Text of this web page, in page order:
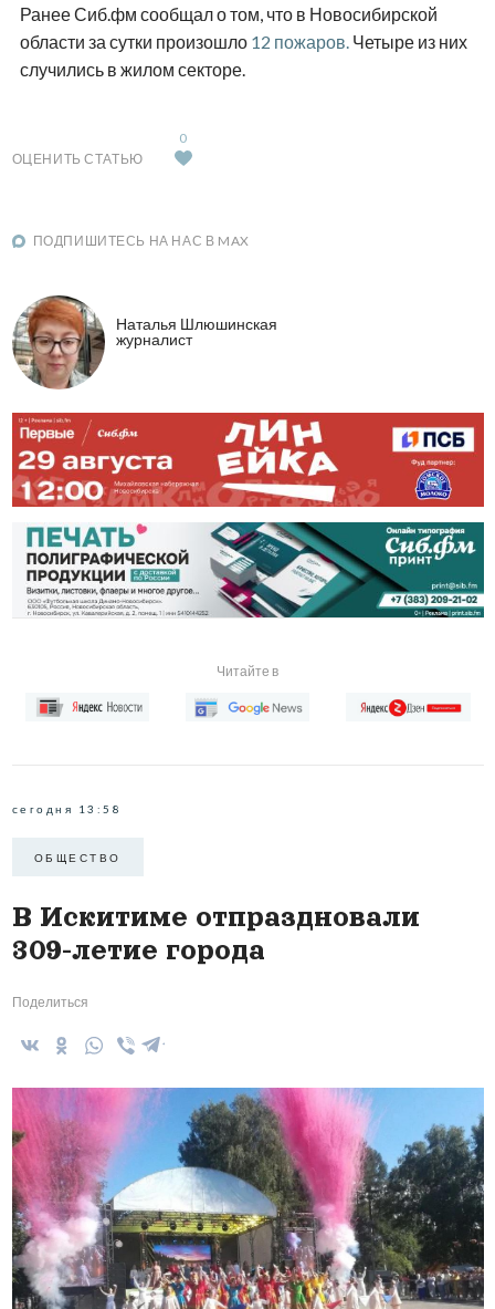
Ранее Сиб.фм сообщал о том, что в Новосибирской
области за сутки произошло 12 пожаров.Четыре из них
случились в жилом секторе.
ОЦЕНИТЬ СТАТЬЮ
0
ПОДПИШИТЕСЬ НА НАС В MAX
Наталья Шлюшинская
журналист
Читайте в
сегодня 13:58
ОБЩЕСТВО
В Искитиме отпраздновали
309-летие города
Поделиться